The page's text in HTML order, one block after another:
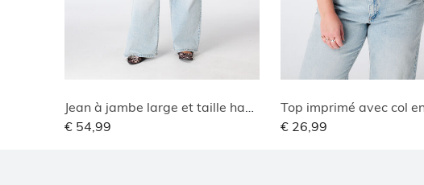
Jean à jambe large et taille haute
€ 54,99
Top imprimé avec col
€ 26,99